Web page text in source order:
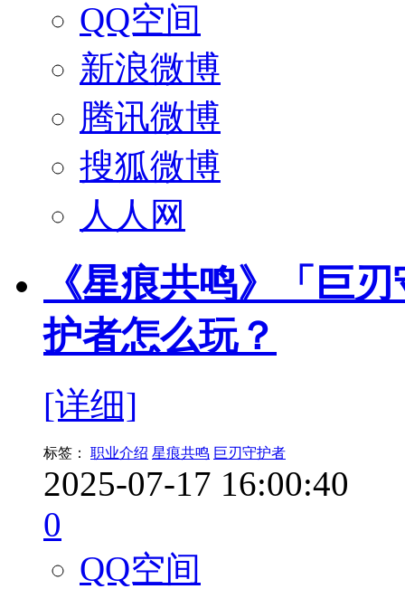
QQ空间
新浪微博
腾讯微博
搜狐微博
人人网
《星痕共鸣》「巨
护者怎么玩？
[详细]
标签： 职业介绍 星痕共鸣 巨刃守护者
2025-07-17 16:00:40
0
QQ空间